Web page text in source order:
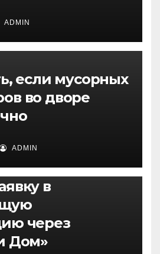
ADMIN
если мусорных
во дворе
ADMIN
в
через
Дом»